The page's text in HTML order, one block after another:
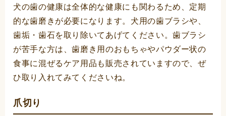
犬の歯の健康は全体的な健康にも関わるため、定期
的な歯磨きが必要になります。犬用の歯ブラシや、
歯垢・歯石を取り除いてあげてください。歯ブラシ
が苦手な方は、歯磨き用のおもちゃやパウダー状の
食事に混ぜるケア用品も販売されていますので、ぜ
ひ取り入れてみてくださいね。
爪切り